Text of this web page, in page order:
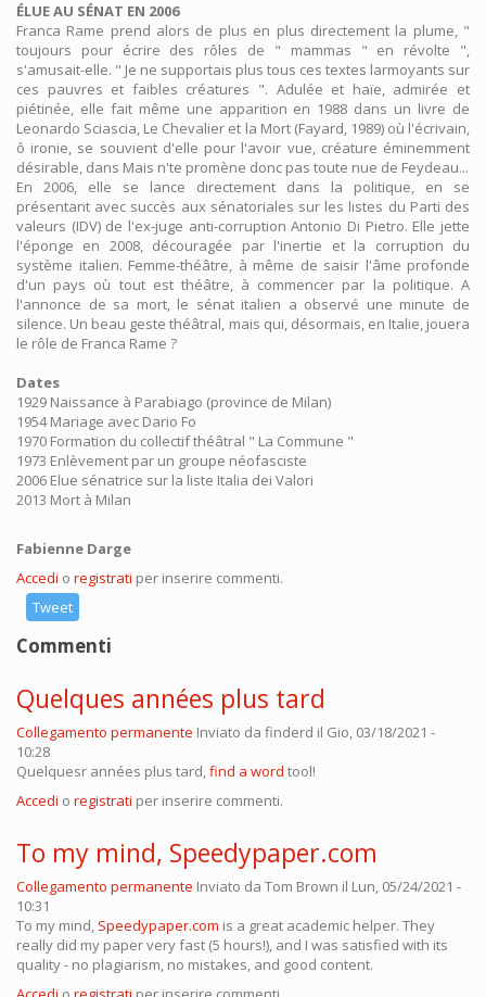
ÉLUE AU SÉNAT EN 2006
Franca Rame prend alors de plus en plus directement la plume, "
toujours pour écrire des rôles de " mammas " en révolte ",
s'amusait-elle. " Je ne supportais plus tous ces textes larmoyants sur
ces pauvres et faibles créatures ". Adulée et haïe, admirée et
piétinée, elle fait même une apparition en 1988 dans un livre de
Leonardo Sciascia, Le Chevalier et la Mort (Fayard, 1989) où l'écrivain,
ô ironie, se souvient d'elle pour l'avoir vue, créature éminemment
désirable, dans Mais n'te promène donc pas toute nue de Feydeau...
En 2006, elle se lance directement dans la politique, en se
présentant avec succès aux sénatoriales sur les listes du Parti des
valeurs (IDV) de l'ex-juge anti-corruption Antonio Di Pietro. Elle jette
l'éponge en 2008, découragée par l'inertie et la corruption du
système italien. Femme-théâtre, à même de saisir l'âme profonde
d'un pays où tout est théâtre, à commencer par la politique. A
l'annonce de sa mort, le sénat italien a observé une minute de
silence. Un beau geste théâtral, mais qui, désormais, en Italie, jouera
le rôle de Franca Rame ?
Dates
1929 Naissance à Parabiago (province de Milan)
1954 Mariage avec Dario Fo
1970 Formation du collectif théâtral " La Commune "
1973 Enlèvement par un groupe néofasciste
2006 Elue sénatrice sur la liste Italia dei Valori
2013 Mort à Milan
Fabienne Darge
Accedi o registrati per inserire commenti.
Tweet
Commenti
Quelques années plus tard
Collegamento permanente Inviato da finderd il Gio, 03/18/2021 -
10:28
Quelquesr années plus tard,find a word tool!
Accedi o registrati per inserire commenti.
To my mind, Speedypaper.com
Collegamento permanente Inviato da Tom Brown il Lun, 05/24/2021 -
10:31
To my mind, Speedypaper.com is a great academic helper. They
really did my paper very fast (5 hours!), and I was satisfied with its
quality - no plagiarism, no mistakes, and good content.